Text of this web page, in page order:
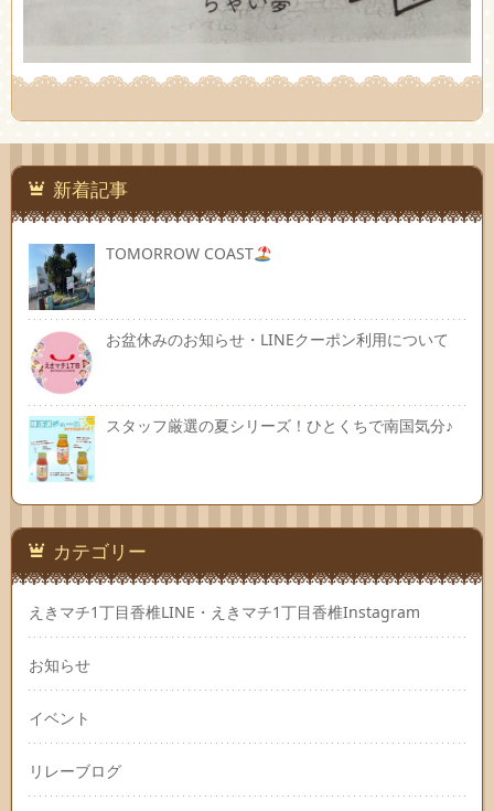
新着記事
TOMORROW COAST
お盆休みのお知らせ・LINEクーポン利用について
スタッフ厳選の夏シリーズ！ひとくちで南国気分♪
カテゴリー
えきマチ1丁目香椎LINE・えきマチ1丁目香椎Instagram
お知らせ
イベント
リレーブログ